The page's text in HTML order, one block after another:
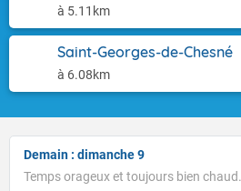
à 5.11km
Saint-Georges-de-Chesné
à 6.08km
Demain : dimanche 9
Temps orageux et toujours bien chaud.